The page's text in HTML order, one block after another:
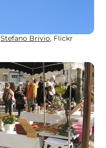
Stefano Brivio, Flickr